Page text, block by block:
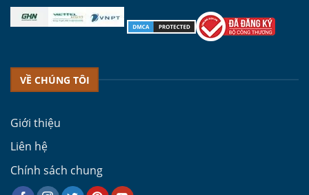
VỀ CHÚNG TÔI
Giới thiệu
Liên hệ
Chính sách chung